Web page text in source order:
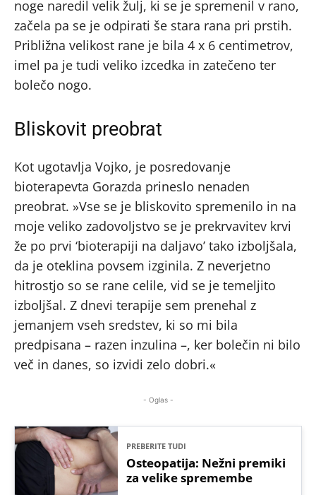
noge naredil velik žulj, ki se je spremenil v rano,
začela pa se je odpirati še stara rana pri prstih.
Približna velikost rane je bila 4 x 6 centimetrov,
imel pa je tudi veliko izcedka in zatečeno ter
bolečo nogo.
Bliskovit preobrat
Kot ugotavlja Vojko, je posredovanje
bioterapevta Gorazda prineslo nenaden
preobrat. »Vse se je bliskovito spremenilo in na
moje veliko zadovoljstvo se je prekrvavitev krvi
že po prvi ‘bioterapiji na daljavo’ tako izboljšala,
da je oteklina povsem izginila. Z neverjetno
hitrostjo so se rane celile, vid se je temeljito
izboljšal. Z dnevi terapije sem prenehal z
jemanjem vseh sredstev, ki so mi bila
predpisana – razen inzulina –, ker bolečin ni bilo
več in danes, so izvidi zelo dobri.«
- Oglas -
PREBERITE TUDI
Osteopatija: Nežni premiki
za velike spremembe